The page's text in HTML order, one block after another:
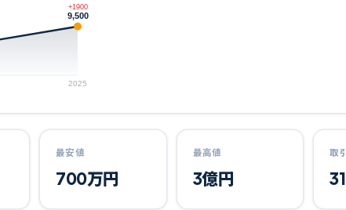
9,500
+1900
2025
最安値
700万円
最高値
3億円
取